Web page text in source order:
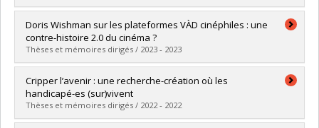
Diplômé(e) :Ahasniou, Zakia
Cycle :Maîtrise
Diplôme obtenu :M.A.
Lien vers le document dans Papyrus
Doris Wishman sur les plateformes VÀD cinéphiles : une
contre-histoire 2.0 du cinéma ?
Thèses et mémoires dirigés / 2023 - 2023
Diplômé(e) :Andrieux, Nicolas
Cycle :Maîtrise
Diplôme obtenu :M.A.
Lien vers le document dans Papyrus
Cripper l’avenir : une recherche-création où les
handicapé-es (sur)vivent
Thèses et mémoires dirigés / 2022 - 2022